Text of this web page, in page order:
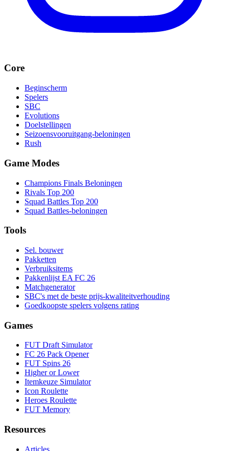
Core
Beginscherm
Spelers
SBC
Evolutions
Doelstellingen
Seizoensvooruitgang-beloningen
Rush
Game Modes
Champions Finals Beloningen
Rivals Top 200
Squad Battles Top 200
Squad Battles-beloningen
Tools
Sel. bouwer
Pakketten
Verbruiksitems
Pakkenlijst EA FC 26
Matchgenerator
SBC's met de beste prijs-kwaliteitverhouding
Goedkoopste spelers volgens rating
Games
FUT Draft Simulator
FC 26 Pack Opener
FUT Spins 26
Higher or Lower
Itemkeuze Simulator
Icon Roulette
Heroes Roulette
FUT Memory
Resources
Articles